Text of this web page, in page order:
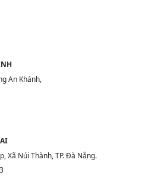
An Khánh,
Xã Núi Thành, TP. Đà Nẵng.